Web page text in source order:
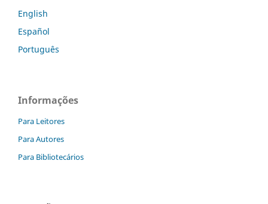
English
Español
Português
Informações
Para Leitores
Para Autores
Para Bibliotecários